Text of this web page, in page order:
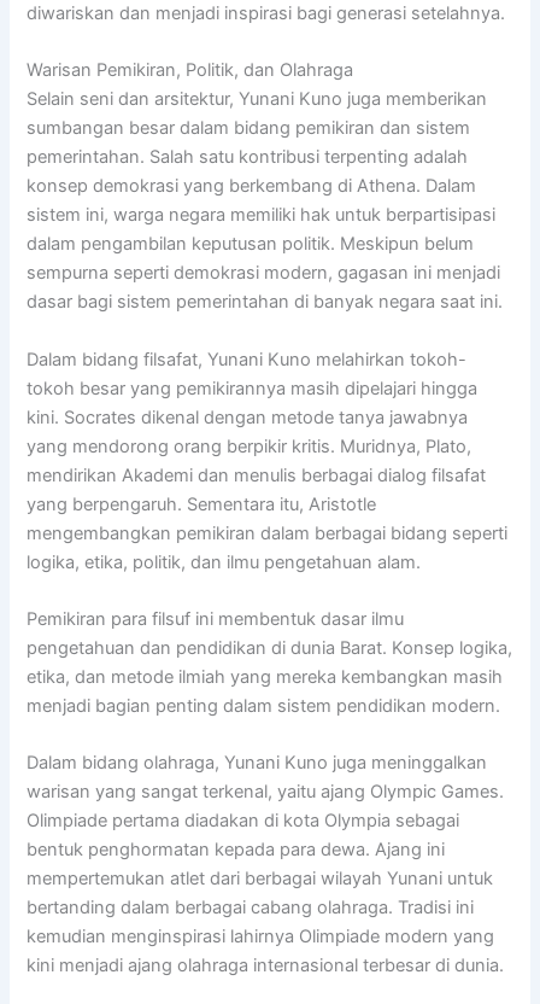
diwariskan dan menjadi inspirasi bagi generasi setelahnya.
Warisan Pemikiran, Politik, dan Olahraga
Selain seni dan arsitektur, Yunani Kuno juga memberikan
sumbangan besar dalam bidang pemikiran dan sistem
pemerintahan. Salah satu kontribusi terpenting adalah
konsep demokrasi yang berkembang di Athena. Dalam
sistem ini, warga negara memiliki hak untuk berpartisipasi
dalam pengambilan keputusan politik. Meskipun belum
sempurna seperti demokrasi modern, gagasan ini menjadi
dasar bagi sistem pemerintahan di banyak negara saat ini.
Dalam bidang filsafat, Yunani Kuno melahirkan tokoh-
tokoh besar yang pemikirannya masih dipelajari hingga
kini. Socrates dikenal dengan metode tanya jawabnya
yang mendorong orang berpikir kritis. Muridnya, Plato,
mendirikan Akademi dan menulis berbagai dialog filsafat
yang berpengaruh. Sementara itu,Aristotle
mengembangkan pemikiran dalam berbagai bidang seperti
logika, etika, politik, dan ilmu pengetahuan alam.
Pemikiran para filsuf ini membentuk dasar ilmu
pengetahuan dan pendidikan di dunia Barat. Konsep logika,
etika, dan metode ilmiah yang mereka kembangkan masih
menjadi bagian penting dalam sistem pendidikan modern.
Dalam bidang olahraga, Yunani Kuno juga meninggalkan
warisan yang sangat terkenal, yaitu ajang Olympic Games.
Olimpiade pertama diadakan di kota Olympia sebagai
bentuk penghormatan kepada para dewa. Ajang ini
mempertemukan atlet dari berbagai wilayah Yunani untuk
bertanding dalam berbagai cabang olahraga. Tradisi ini
kemudian menginspirasi lahirnya Olimpiade modern yang
kini menjadi ajang olahraga internasional terbesar di dunia.